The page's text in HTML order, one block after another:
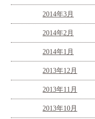
2014年3月
2014年2月
2014年1月
2013年12月
2013年11月
2013年10月